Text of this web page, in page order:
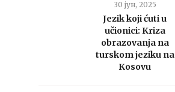
30 јун, 2025
Jezik koji ćuti u
učionici: Kriza
obrazovanja na
turskom jeziku na
Kosovu